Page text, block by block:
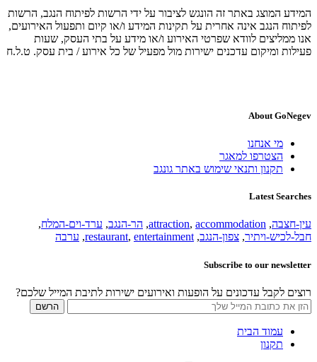
המידע המוצג באתר זה הונגש לציבור על ידי הרשות לפיתוח הנגב, הרשות
לפיתוח הנגב אינה אחרית על תקינות המידע ו/או קיום ותפעול האירועים,
אנו ממליצים לוודא שפרטי האירוע ו/או מידע על בתי העסק, שעות
פעילות ומיקום עדכנים ישירות מול מפעיל של כל אירוע / בית עסק. ט.ל.ח
About GoNegev
מי אנחנו
הצטרפו למאגר
תקנון ותנאי שימוש באתר גונגב
Latest Searches
עין-חצבה,
attraction, accommodation
, הר-הנגב, ערד-וים-המלח,
חבל-לכיש-ויתיר, צפון-הנגב,
restaurant, entertainment
, ערבה
Subscribe to our newsletter
רוצים לקבל עדכונים על הופעות ואירועים ישירות לתיבת המייל שלכם?
עמוד הבית
תקנון